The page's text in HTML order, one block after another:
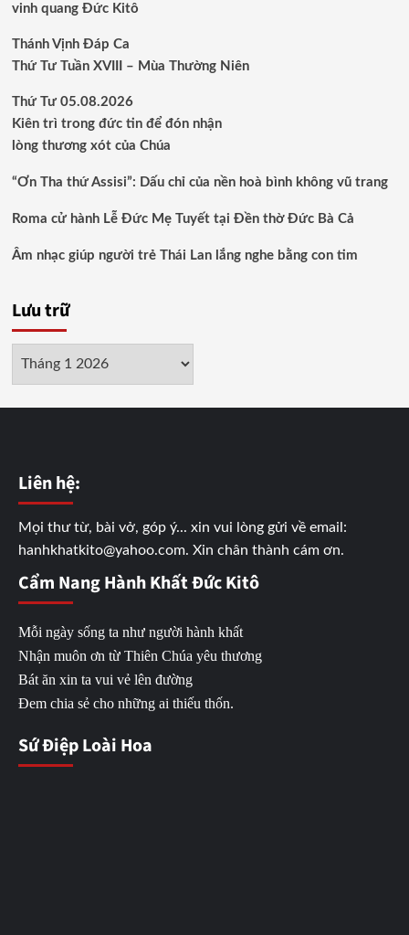
vinh quang Đức Kitô
Thánh Vịnh Đáp Ca
Thứ Tư Tuần XVIII – Mùa Thường Niên
Thứ Tư 05.08.2026
Kiên trì trong đức tin để đón nhận
lòng thương xót của Chúa
“Ơn Tha thứ Assisi”: Dấu chỉ của nền hoà bình không vũ trang
Roma cử hành Lễ Đức Mẹ Tuyết tại Đền thờ Đức Bà Cả
Âm nhạc giúp người trẻ Thái Lan lắng nghe bằng con tim
Lưu trữ
Liên hệ:
Mọi thư từ, bài vở, góp ý... xin vui lòng gửi về email:
hanhkhatkito@yahoo.com. Xin chân thành cám ơn.
Cẩm Nang Hành Khất Đức Kitô
Mỗi ngày sống ta như người hành khất
Nhận muôn ơn từ Thiên Chúa yêu thương
Bát ăn xin ta vui vẻ lên đường
Đem chia sẻ cho những ai thiếu thốn.
Sứ Điệp Loài Hoa